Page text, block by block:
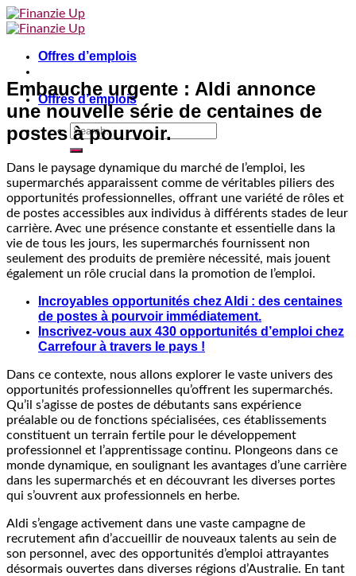
Skip
to
Offres d’emplois
Offres d’emplois
Embauche urgente : Aldi annonce
une nouvelle série de centaines de
postes à pourvoir.
Dans le paysage dynamique du marché de l’emploi, les
supermarchés apparaissent comme de véritables piliers des
opportunités professionnelles, offrant une variété de rôles et
de postes accessibles aux individus à différents stades de leur
carrière. Avec une présence constante et essentielle dans la
vie de tous les jours, les supermarchés fournissent non
seulement des produits de première nécessité, mais jouent
également un rôle crucial dans la promotion de l’emploi.
Incroyables opportunités chez Aldi : des centaines
de postes à pourvoir immédiatement.
Inscrivez-vous aux 430 opportunités d’emploi chez
Carrefour à travers le pays !
Dans ce contexte, nous allons explorer le vaste univers des
opportunités professionnelles qu’offrent les supermarchés.
Qu’il s’agisse de postes de débutants sans expérience
préalable ou de fonctions spécialisées, ces établissements
constituent un terrain fertile pour le développement
professionnel et l’apprentissage continu. Plongeons dans ce
monde dynamique, en soulignant les avantages d’une carrière
dans les supermarchés et en découvrant les diverses portes
qui s’ouvrent aux professionnels en herbe.
Aldi s’engage activement dans une vaste campagne de
recrutement afin d’accueillir de nouveaux talents au sein de
son personnel, avec des opportunités d’emploi attrayantes
désormais ouvertes dans diverses régions d’Australie. En tant